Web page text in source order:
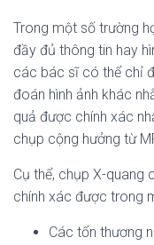
Trong một số trường
đầy đủ thông tin hay
các bác sĩ có thể chỉ
đoán hình ảnh khác
quả được chính xác
chụp cộng hưởng từ
Cụ thể, chụp X-quang
chính xác được trong
Các tổn thương